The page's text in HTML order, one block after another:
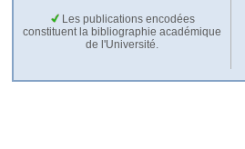
Les publications encodées
constituent la bibliographie académique
de l'Université.